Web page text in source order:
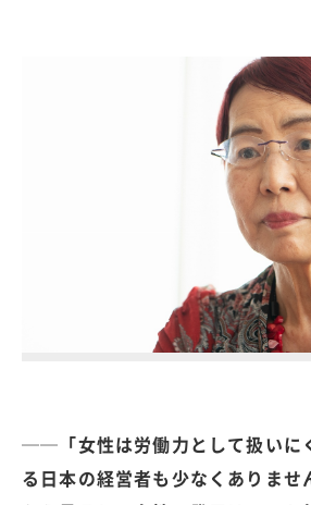
──「女性は労働力として扱いに
る日本の経営者も少なくありませ